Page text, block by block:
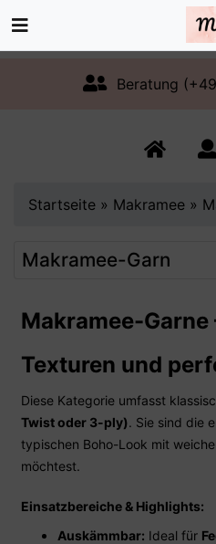
Beratung
Startseite » Makramee »
Makramee-Garn
Makramee-Garne
Texturen und
Diese Kategorie umfasst
Twist oder 3-ply). Sie sind die
typischen Boho-Look mit
möchtest.
Einsatzbereiche & Highlights:
Auskämmbar: Ideal für